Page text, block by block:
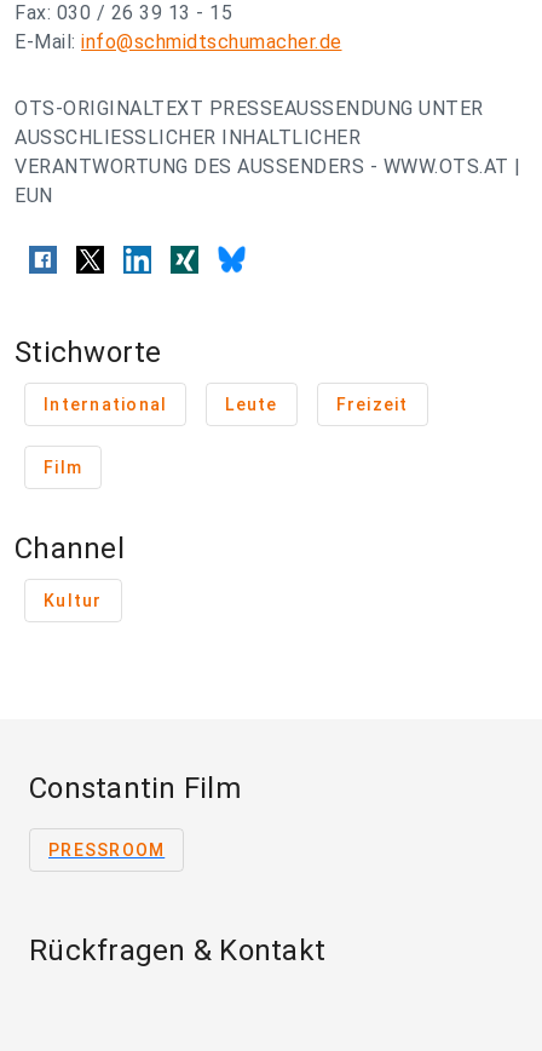
Fax: 030 / 26 39 13 - 15
E-Mail: info@schmidtschumacher.de
OTS-ORIGINALTEXT PRESSEAUSSENDUNG UNTER
AUSSCHLIESSLICHER INHALTLICHER
VERANTWORTUNG DES AUSSENDERS - WWW.OTS.AT |
EUN
Stichworte
International Leute Freizeit
Film
Channel
Kultur
Constantin Film
PRESSROOM
Rückfragen & Kontakt